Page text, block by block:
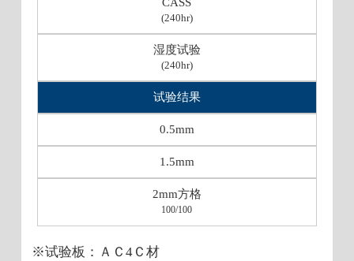
CASS
(240hr)
湿度试验
(240hr)
试验结果
0.5mm
1.5mm
2mm方格
100/100
※试验板：ＡＣ4Ｃ材